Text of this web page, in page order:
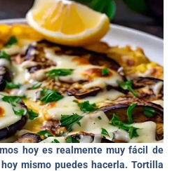
hoy es realmente muy fácil de
mismo puedes hacerla. Tortilla